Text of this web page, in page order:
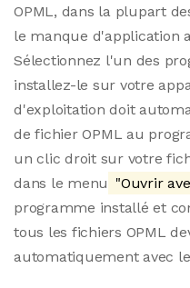
OPML, dans la plupart
le manque d'application
Sélectionnez l'un des
installez-le sur votre
d'exploitation doit
de fichier OPML au
un clic droit sur votre
dans le menu "Ouvrir
programme installé et
tous les fichiers OPML
automatiquement avec